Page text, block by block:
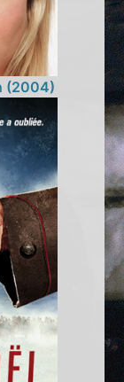
(2004)